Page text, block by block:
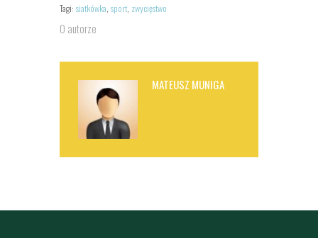
Tagi: siatkówka sport zwycięstwo
O autorze
MATEUSZ MUNIGA